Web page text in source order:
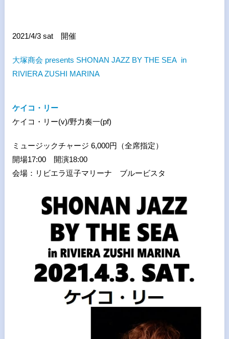
2021/4/3 sat 開催
大塚商会 presents SHONAN JAZZ BY THE SEA in
RIVIERA ZUSHI MARINA
ケイコ・リー
ケイコ・リー(v)/野力奏一(pf)
ミュージックチャージ 6,000円（全席指定）
開場17:00 開演18:00
会場：リビエラ逗子マリーナ ブルービスタ